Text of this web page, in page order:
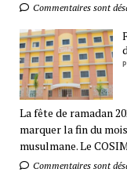
Commentaires sont
La fête de ramadan
marquer la fin du
musulmane. Le
Commentaires sont